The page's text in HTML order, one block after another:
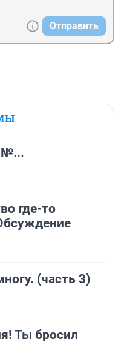
Отправить
где-то
(часть 3)
Ты бросил